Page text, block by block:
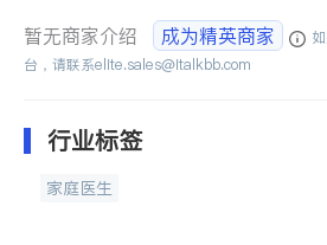
暂无商家介绍 成为精英商家
台，请联系elite.sales@italkbb.com
行业标签
家庭医生